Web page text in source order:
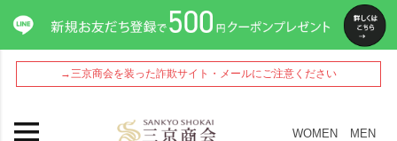
→三京商会を装った詐欺サイト・メールにご注意ください
WOMEN MEN